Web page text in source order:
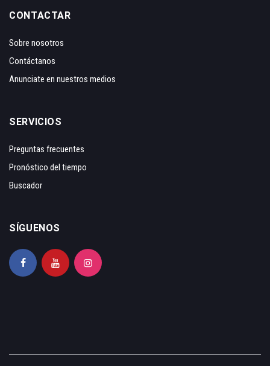
CONTACTAR
Sobre nosotros
Contáctanos
Anunciate en nuestros medios
SERVICIOS
Preguntas frecuentes
Pronóstico del tiempo
Buscador
SÍGUENOS